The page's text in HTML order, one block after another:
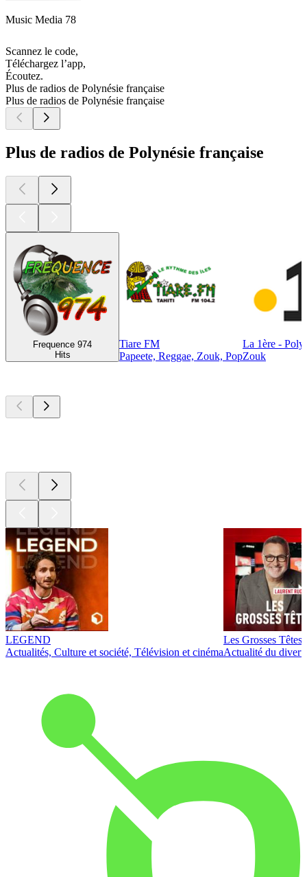
Music Media 78
Scannez le code,
Téléchargez l’app,
Écoutez.
Plus de radios de Polynésie française
Plus de radios de Polynésie française
Plus de radios de Polynésie française
Frequence 974
Hits
Tiare FM
Papeete, Reggae, Zouk, Pop
La 1ère -
Zouk
LEGEND
Actualités, Culture et société, Télévision et cinéma
Les Grosses Têtes
Actualité du